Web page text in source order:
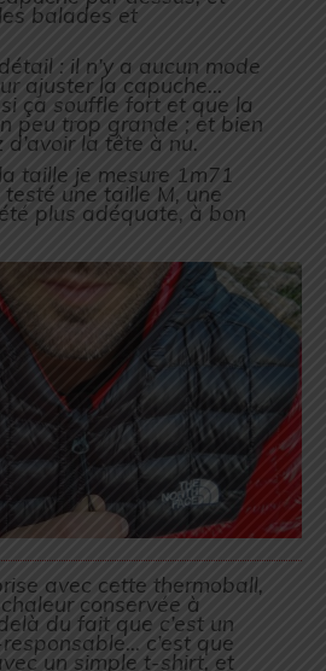
balades et
: il n’y a aucun mode
ajuster la capuche…
si ça souffle fort et que la
peu trop grande ; et bien
d’avoir la tête à nu.
taille je mesure 1m71
testé une taille M, une
plus adéquate, à bon
avec cette thermoball,
conservée à
du fait que c’est un
c’est que
un simple t-shirt, et